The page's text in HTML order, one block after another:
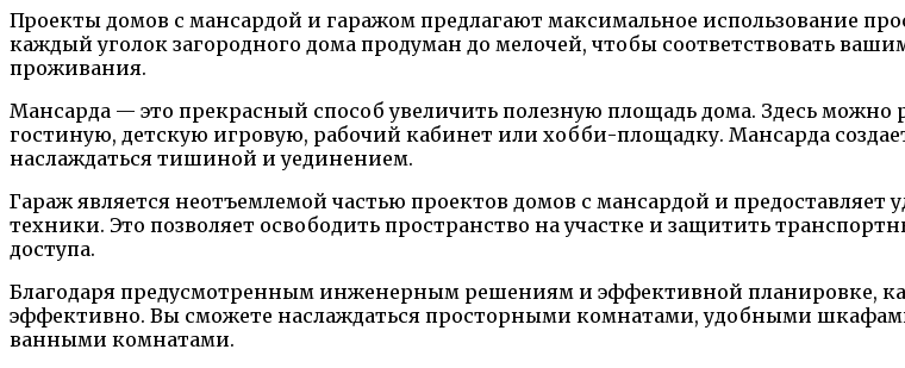
Проекты домов с мансардой и гаражом предлагают максимальное использование
каждый уголок загородного дома продуман до мелочей, чтобы соответствовать
проживания.
Мансарда — это прекрасный способ увеличить полезную площадь дома. Здесь
гостиную, детскую игровую, рабочий кабинет или хобби-площадку. Мансарда
наслаждаться тишиной и уединением.
Гараж является неотъемлемой частью проектов домов с мансардой и
техники. Это позволяет освободить пространство на участке и защитить
доступа.
Благодаря предусмотренным инженерным решениям и эффективной планировке,
эффективно. Вы сможете наслаждаться просторными комнатами, удобными
ванными комнатами.